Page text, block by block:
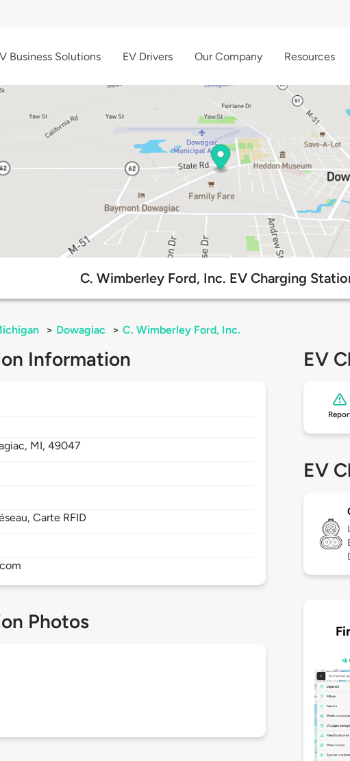
Business Solutions EV Drivers Our Company Resources
C. Wimberley Ford, Inc. EV Charging
> Dowagiac > C. Wimberley Ford, Inc.
Information
MI,49047
Carte RFID
Photos
EV
EV